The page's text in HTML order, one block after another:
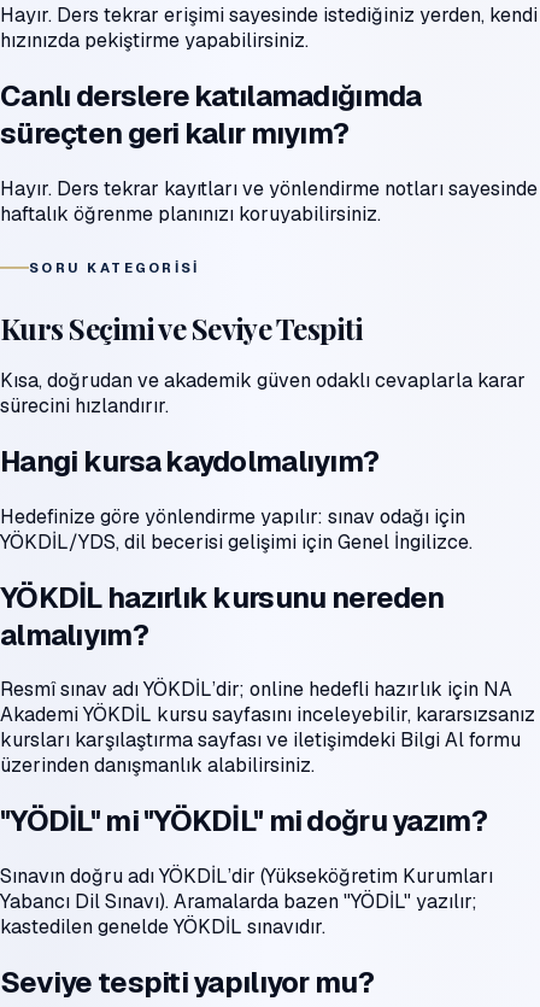
Hayır. Ders tekrar erişimi sayesinde istediğiniz yerden, kendi
hızınızda pekiştirme yapabilirsiniz.
Canlı derslere katılamadığımda
süreçten geri kalır mıyım?
Hayır. Ders tekrar kayıtları ve yönlendirme notları sayesinde
haftalık öğrenme planınızı koruyabilirsiniz.
SORU KATEGORISI
Kurs Seçimi ve Seviye Tespiti
Kısa, doğrudan ve akademik güven odaklı cevaplarla karar
sürecini hızlandırır.
Hangi kursa kaydolmalıyım?
Hedefinize göre yönlendirme yapılır: sınav odağı için
YÖKDİL/YDS, dil becerisi gelişimi için Genel İngilizce.
YÖKDİL hazırlık kursunu nereden
almalıyım?
Resmî sınav adı YÖKDİL’dir; online hedefli hazırlık için NA
Akademi YÖKDİL kursu sayfasını inceleyebilir, kararsızsanız
kursları karşılaştırma sayfası ve iletişimdeki Bilgi Al formu
üzerinden danışmanlık alabilirsiniz.
"YÖDİL" mi "YÖKDİL" mi doğru yazım?
Sınavın doğru adı YÖKDİL’dir (Yükseköğretim Kurumları
Yabancı Dil Sınavı). Aramalarda bazen "YÖDİL" yazılır;
kastedilen genelde YÖKDİL sınavıdır.
Seviye tespiti yapılıyor mu?